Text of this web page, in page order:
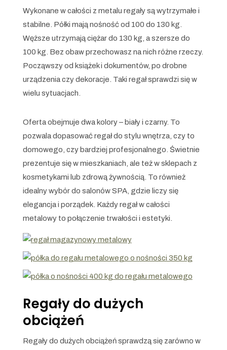
Wykonane w całości z metalu regały są wytrzymałe i
stabilne. Półki mają nośność od 100 do 130 kg.
Węższe utrzymają ciężar do 130 kg, a szersze do
100 kg. Bez obaw przechowasz na nich różne rzeczy.
Począwszy od książek i dokumentów, po drobne
urządzenia czy dekoracje. Taki regał sprawdzi się w
wielu sytuacjach.
Oferta obejmuje dwa kolory – biały i czarny. To
pozwala dopasować regał do stylu wnętrza, czy to
domowego, czy bardziej profesjonalnego. Świetnie
prezentuje się w mieszkaniach, ale też w sklepach z
kosmetykami lub zdrową żywnością. To również
idealny wybór do salonów SPA, gdzie liczy się
elegancja i porządek. Każdy regał w całości
metalowy to połączenie trwałości i estetyki.
Regały do dużych
obciążeń
Regały do dużych obciążeń sprawdzą się zarówno w